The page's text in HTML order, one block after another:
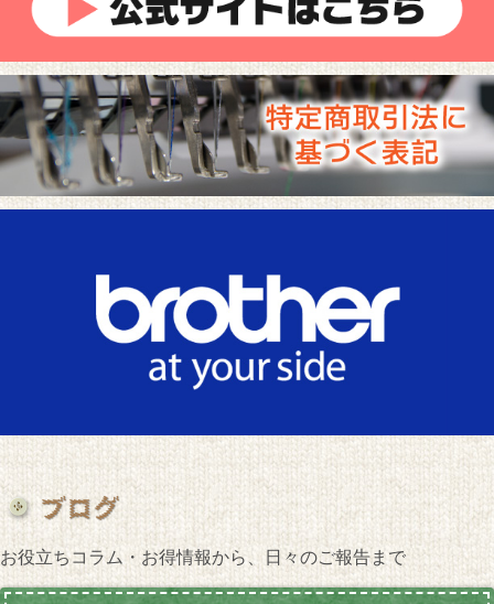
お役立ちコラム・お得情報から、日々のご報告まで